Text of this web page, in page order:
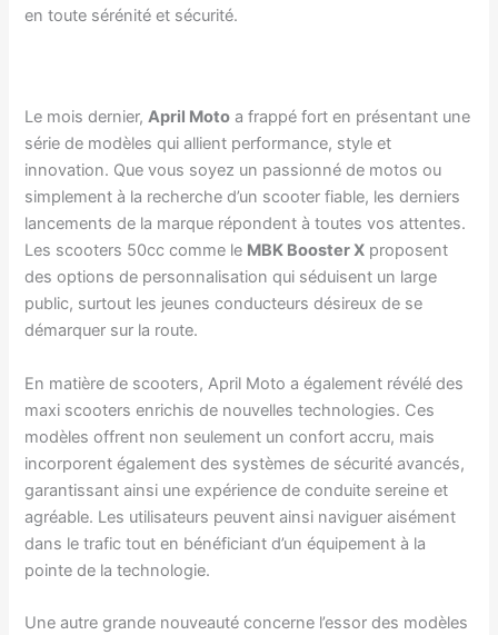
en toute sérénité et sécurité.
Le mois dernier,April Moto a frappé fort en présentant une
série de modèles qui allient performance, style et
innovation. Que vous soyez un passionné de motos ou
simplement à la recherche d’un scooter fiable, les derniers
lancements de la marque répondent à toutes vos attentes.
Les scooters 50cc comme le MBK Booster X proposent
des options de personnalisation qui séduisent un large
public, surtout les jeunes conducteurs désireux de se
démarquer sur la route.
En matière de scooters, April Moto a également révélé des
maxi scooters enrichis de nouvelles technologies. Ces
modèles offrent non seulement un confort accru, mais
incorporent également des systèmes de sécurité avancés,
garantissant ainsi une expérience de conduite sereine et
agréable. Les utilisateurs peuvent ainsi naviguer aisément
dans le trafic tout en bénéficiant d’un équipement à la
pointe de la technologie.
Une autre grande nouveauté concerne l’essor des modèles